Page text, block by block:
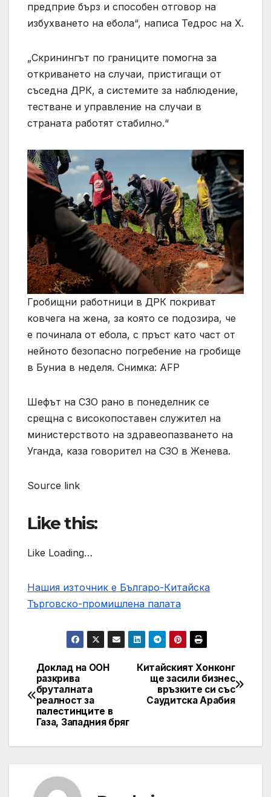
предприе бърз и способен отговор на
избухването на ебола“, написа Тедрос на X.
„Скринингът по границите помогна за
откриването на случаи, пристигащи от
съседна ДРК, а системите за наблюдение,
тестване и управление на случаи в
страната работят стабилно.“
Гробищни работници в ДРК покриват
ковчега на жена, за която се подозира, че
е починала от ебола, с пръст като част от
нейното безопасно погребение на гробище
в Буниа в неделя. Снимка: AFP
Шефът на СЗО рано в понеделник се
срещна с високопоставен служител на
министерството на здравеопазването на
Уганда, каза говорител на СЗО в Женева.
Source link
Like this:
Like Loading…
Нашия източник е Българо-Китайска
Търговско-промишлена палaта
Post
navigation
Китайският Хонконг
ще засили бизнес
връзките си със
Саудитска Арабия
Доклад на ООН
разкрива
бруталната
реалност за
палестинците в
Газа, Западния бряг